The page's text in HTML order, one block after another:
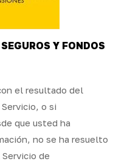
Y FONDOS
el resultado del
o si
que usted ha
no se ha resuelto
de